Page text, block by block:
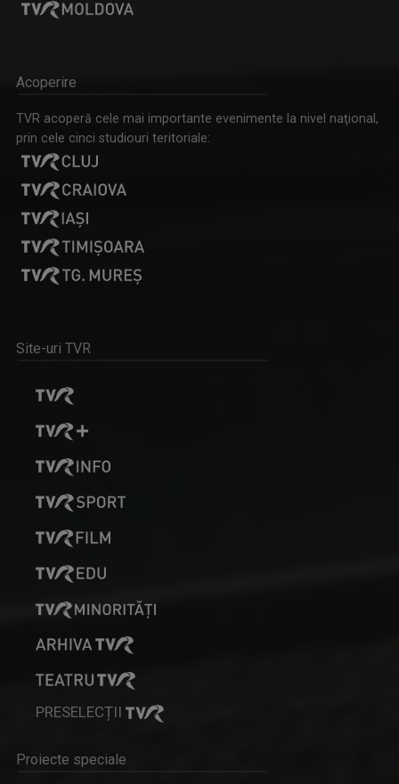
CÂNTEC ȘI POVESTE
Emisiune unde descoperim poveştile de dincolo ...
Duminică, ora 17.30
O emisiune care își propune să descopere ...
ANDREI BOROSOVICI
LOREDANA CORCHIȘ
Prezintă Telejurnal regional, de luni până ...
Acoperire
TVR acoperă cele mai importante evenimente la nivel naţional,
prin cele cinci studiouri teritoriale:
Site-uri TVR
PRESELECȚII
Proiecte speciale